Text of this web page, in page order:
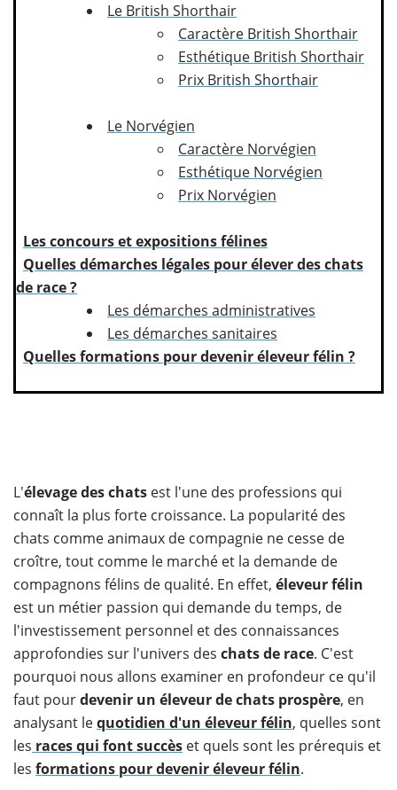
Le British Shorthair
Caractère British Shorthair
Esthétique British Shorthair
Prix British Shorthair
Le Norvégien
Caractère Norvégien
Esthétique Norvégien
Prix Norvégien
Les concours et expositions félines
Quelles démarches légales pour élever des chats
de race ?
Les démarches administratives
Les démarches sanitaires
Quelles formations pour devenir éleveur félin ?
L'élevage des chats est l'une des professions qui
connaît la plus forte croissance. La popularité des
chats comme animaux de compagnie ne cesse de
croître, tout comme le marché et la demande de
compagnons félins de qualité. En effet, éleveur félin
est un métier passion qui demande du temps, de
l'investissement personnel et des connaissances
approfondies sur l'univers des chats de race. C'est
pourquoi nous allons examiner en profondeur ce qu'il
faut pourdevenir un éleveur de chats prospère, en
analysant lequotidien d'un éleveur félin, quelles sont
les races qui font succès et quels sont les prérequis et
les formations pour devenir éleveur félin.